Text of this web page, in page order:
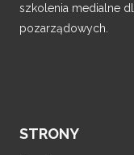
szkolenia medialne
pozarządowych.
STRONY